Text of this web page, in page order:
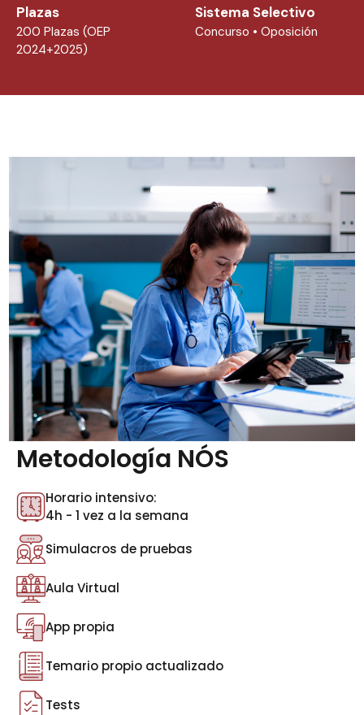
Sistema Selectivo
Concurso • Oposición
Plazas
200 Plazas (OEP
2024+2025)
Metodología NÓS
Horario intensivo:
4h - 1 vez a la semana
Simulacros de pruebas
Aula Virtual
App propia
Temario propio actualizado
Tests